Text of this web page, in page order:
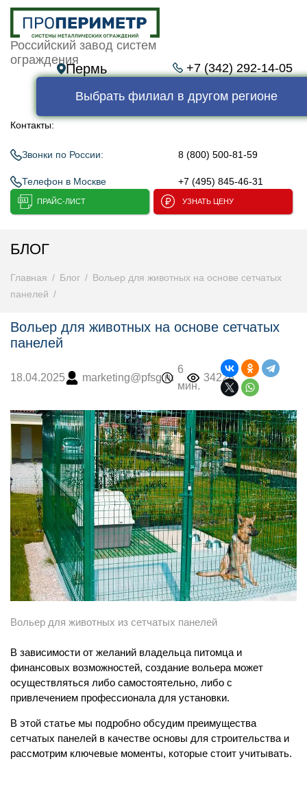
Российский завод систем
ограждения
Пермь +7 (342) 292-14-05
Выбрать филиал в другом регионе
Контакты:
Звонки по России: 8 (800) 500-81-59
Телефон в Москве +7 (495) 845-46-31
ПРАЙС-ЛИСТ УЗНАТЬ ЦЕНУ
БЛОГ
Главная Блог
Вольер для животных на основе сетчатых
панелей
Вольер для животных на основе сетчатых
панелей
18.04.2025 marketing@pfsg.ru
6
мин.
34228
Вольер для животных из сетчатых панелей
В зависимости от желаний владельца питомца и
финансовых возможностей, создание вольера может
осуществляться либо самостоятельно, либо с
привлечением профессионала для установки.
В этой статье мы подробно обсудим преимущества
сетчатых панелей в качестве основы для строительства и
рассмотрим ключевые моменты, которые стоит учитывать.